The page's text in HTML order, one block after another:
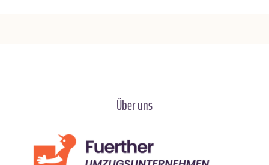
Über uns